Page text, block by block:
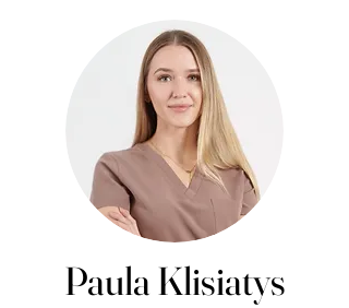
Paula Klisiatys